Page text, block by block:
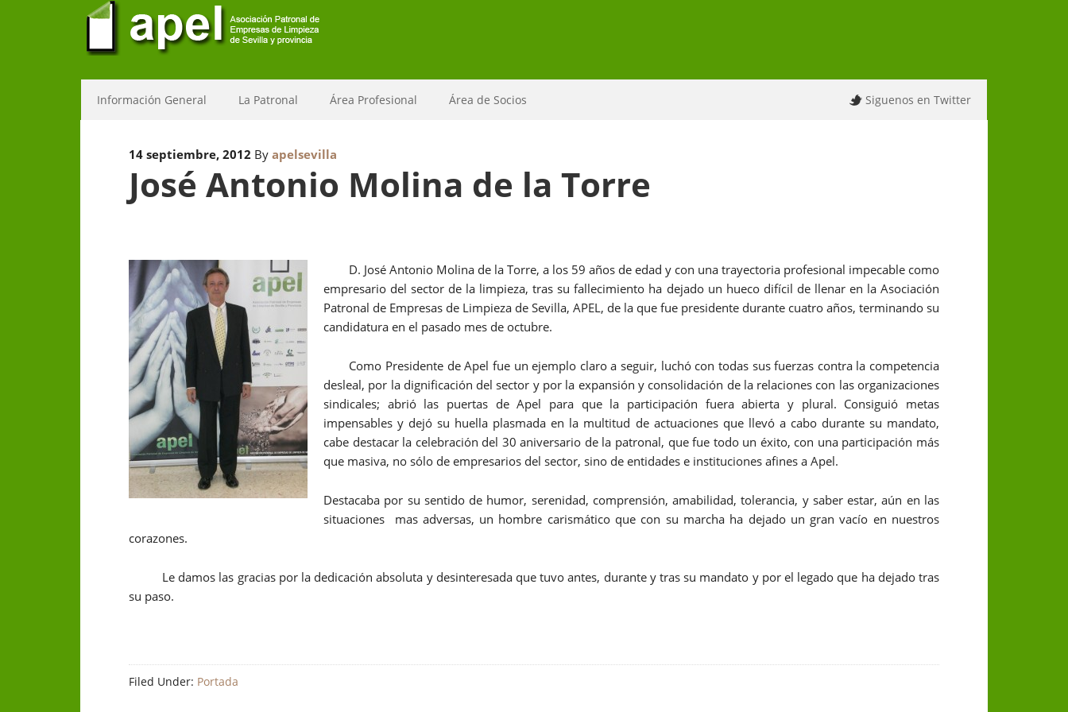
Información General La Patronal Área Profesional Área de Socios Siguenos en Twitter
14 septiembre, 2012 By apelsevilla
José Antonio Molina de la Torre
D. José Antonio Molina de la Torre, a los 59 años de edad y con una trayectoria profesional impecable como
empresario del sector de la limpieza, tras su fallecimiento ha dejado un hueco difícil de llenar en la Asociación
Patronal de Empresas de Limpieza de Sevilla, APEL, de la que fue presidente durante cuatro años, terminando su
candidatura en el pasado mes de octubre.
Como Presidente de Apel fue un ejemplo claro a seguir, luchó con todas sus fuerzas contra la competencia
desleal, por la dignificación del sector y por la expansión y consolidación de la relaciones con las organizaciones
sindicales; abrió las puertas de Apel para que la participación fuera abierta y plural. Consiguió metas
impensables y dejó su huella plasmada en la multitud de actuaciones que llevó a cabo durante su mandato,
cabe destacar la celebración del 30 aniversario de la patronal, que fue todo un éxito, con una participación más
que masiva, no sólo de empresarios del sector, sino de entidades e instituciones afines a Apel.
Destacaba por su sentido de humor, serenidad, comprensión, amabilidad, tolerancia, y saber estar, aún en las
situaciones mas adversas, un hombre carismático que con su marcha ha dejado un gran vacío en nuestros
corazones.
Le damos las gracias por la dedicación absoluta y desinteresada que tuvo antes, durante y tras su mandato y por el legado que ha dejado tras
su paso.
Filed Under: Portada